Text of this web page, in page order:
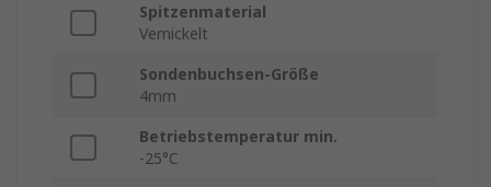
Spitzenmaterial
Vernickelt
Sondenbuchsen-Größe
4mm
Betriebstemperatur min.
-25°C